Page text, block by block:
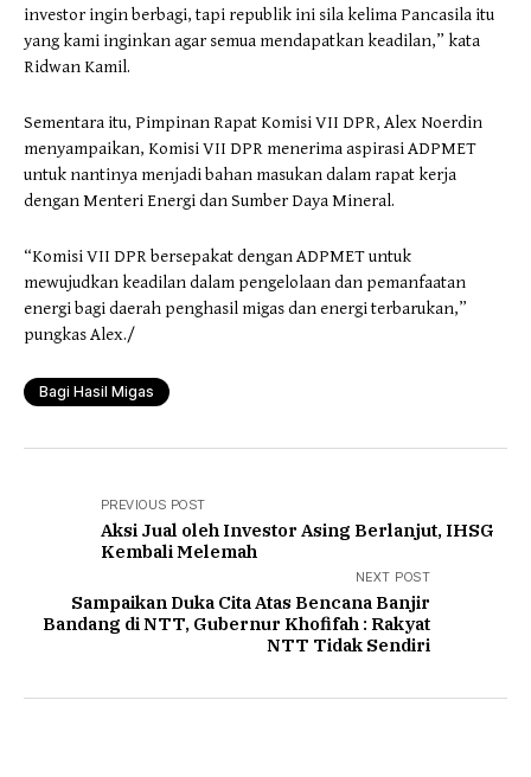
investor ingin berbagi, tapi republik ini sila kelima Pancasila itu
yang kami inginkan agar semua mendapatkan keadilan,” kata
Ridwan Kamil.
Sementara itu, Pimpinan Rapat Komisi VII DPR, Alex Noerdin
menyampaikan, Komisi VII DPR menerima aspirasi ADPMET
untuk nantinya menjadi bahan masukan dalam rapat kerja
dengan Menteri Energi dan Sumber Daya Mineral.
“Komisi VII DPR bersepakat dengan ADPMET untuk
mewujudkan keadilan dalam pengelolaan dan pemanfaatan
energi bagi daerah penghasil migas dan energi terbarukan,”
pungkas Alex./
Bagi Hasil Migas
PREVIOUS POST
Aksi Jual oleh Investor Asing Berlanjut, IHSG
Kembali Melemah
NEXT POST
Sampaikan Duka Cita Atas Bencana Banjir
Bandang di NTT, Gubernur Khofifah : Rakyat
NTT Tidak Sendiri